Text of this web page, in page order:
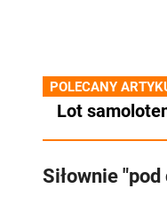
POLECANY
Lot
Siłownie